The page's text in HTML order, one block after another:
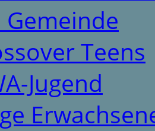
Gemeinde
Teens
Jugend